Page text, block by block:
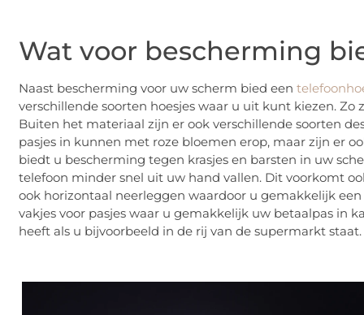
Wat voor bescherming
Naast bescherming voor uw scherm bied een
verschillende soorten hoesjes waar u uit kunt kiezen. Zo
Buiten het materiaal zijn er ook verschillende soorten
pasjes in kunnen met roze bloemen erop, maar zijn er
biedt u bescherming tegen krasjes en barsten in uw
telefoon minder snel uit uw hand vallen. Dit voorkomt
ook horizontaal neerleggen waardoor u gemakkelijk
vakjes voor pasjes waar u gemakkelijk uw betaalpas in
heeft als u bijvoorbeeld in de rij van de supermarkt staat.